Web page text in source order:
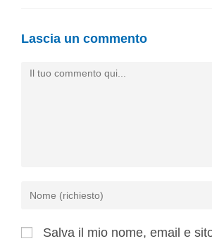
Lascia un commento
Salva il mio nome, email e